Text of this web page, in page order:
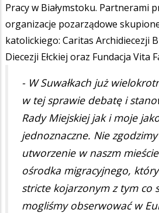
Pracy w Białymstoku. Partnerami
organizacje pozarządowe
katolickiego: Caritas Archidiecezji
Diecezji Ełckiej oraz Fundacja Vita
- W Suwałkach już
w tej sprawie debatę i
Rady Miejskiej jak i moje
jednoznaczne. Nie
utworzenie w naszm
ośrodka migracyjnego,
stricte kojarzonym z tym co
mogliśmy obserwować w